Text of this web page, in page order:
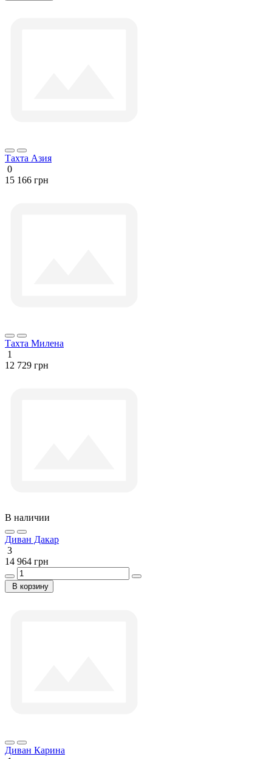
Тахта Азия
0
15 166 грн
Тахта Милена
1
12 729 грн
В наличии
Диван Дакар
3
14 964 грн
В корзину
Диван Карина